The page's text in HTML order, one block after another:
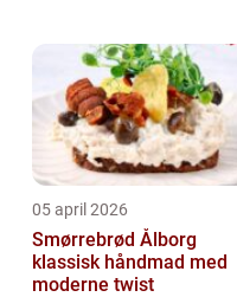
hvirvler sten fr...
05 april 2026
Smørrebrød Ålborg
klassisk håndmad med
moderne twist